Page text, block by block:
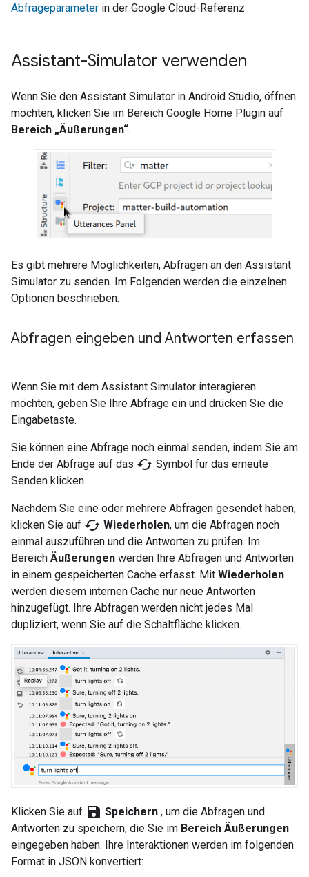
Abfrageparameter in der Google Cloud-Referenz.
Assistant-Simulator verwenden
Wenn Sie den Assistant Simulator in Android Studio, öffnen
möchten, klicken Sie im Bereich Google Home Plugin auf
Bereich „Äußerungen“.
Es gibt mehrere Möglichkeiten, Abfragen an den Assistant
Simulator zu senden. Im Folgenden werden die einzelnen
Optionen beschrieben.
Abfragen eingeben und Antworten erfassen
Wenn Sie mit dem Assistant Simulator interagieren
möchten, geben Sie Ihre Abfrage ein und drücken Sie die
Eingabetaste.
Sie können eine Abfrage noch einmal senden, indem Sie am
Ende der Abfrage auf das cached Symbol für das erneute
Senden klicken.
Nachdem Sie eine oder mehrere Abfragen gesendet haben,
klicken Sie auf cached Wiederholen, um die Abfragen noch
einmal auszuführen und die Antworten zu prüfen. Im
Bereich Äußerungen werden Ihre Abfragen und Antworten
in einem gespeicherten Cache erfasst. Mit Wiederholen
werden diesem internen Cache nur neue Antworten
hinzugefügt. Ihre Abfragen werden nicht jedes Mal
dupliziert, wenn Sie auf die Schaltfläche klicken.
Klicken Sie auf save Speichern , um die Abfragen und
Antworten zu speichern, die Sie im Bereich Äußerungen
eingegeben haben. Ihre Interaktionen werden im folgenden
Format in JSON konvertiert: